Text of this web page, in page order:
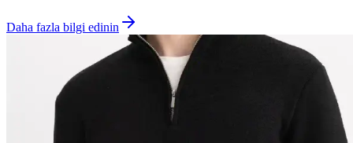
Daha fazla bilgi edinin